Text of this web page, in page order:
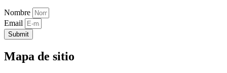
Nombre
Email
Submit
Mapa de sitio